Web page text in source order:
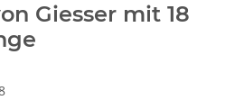
Giesser mit 18